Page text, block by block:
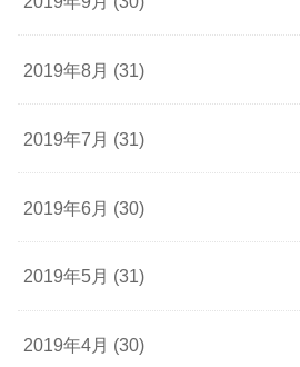
2019年8月 (31)
2019年7月 (31)
2019年6月 (30)
2019年5月 (31)
2019年4月 (30)